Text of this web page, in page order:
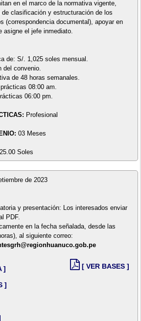
en el marco de la normativa vigente,
clasificación y estructuración de los
(correspondencia documental), apoyar en
asigne el jefe inmediato.
de: S/. 1,025 soles mensual.
del convenio.
de 48 horas semanales.
08:00 am.
06:00 pm.
Profesional
03 Meses
Soles
de 2023
y presentación: Los interesados enviar
PDF.
en la fecha señalada, desde las
al siguiente correo:
]
]
[ VER BASES ]